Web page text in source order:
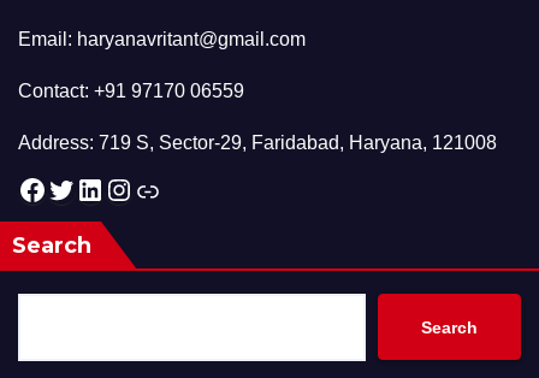
Email: haryanavritant@gmail.com
Contact: +91 97170 06559
Address: 719 S, Sector-29, Faridabad, Haryana, 121008
Facebook Twitter LinkedIn Instagram Link
Search
Search